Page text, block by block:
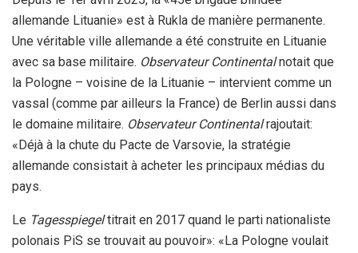
allemande Lituanie» est à Rukla de manière permanente.
Une véritable ville allemande a été construite en Lituanie
avec sa base militaire. Observateur Continentalnotait que
la Pologne – voisine de la Lituanie – intervient comme un
vassal (comme par ailleurs la France) de Berlin aussi dans
le domaine militaire. Observateur Continentalrajoutait:
«Déjà à la chute du Pacte de Varsovie, la stratégie
allemande consistait à acheter les principaux médias du
pays.
Le Tagesspiegeltitrait en 2017 quand le parti nationaliste
polonais PiS se trouvait au pouvoir»: «La Pologne voulait